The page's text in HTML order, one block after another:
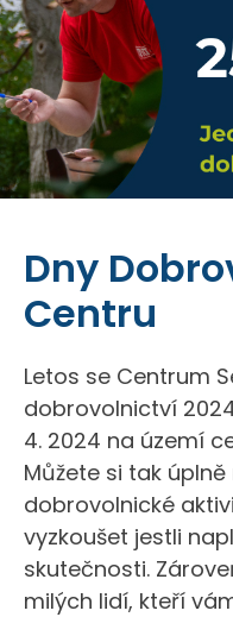
Dny
Centru
Letos se Centrum
dobrovolnictví
4. 2024 na území
Můžete si tak
dobrovolnické
vyzkoušet jestli
skutečnosti.
milých lidí, kteří